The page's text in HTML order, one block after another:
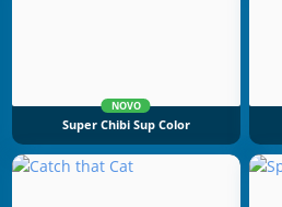
NOVO
Super Chibi Sup Color